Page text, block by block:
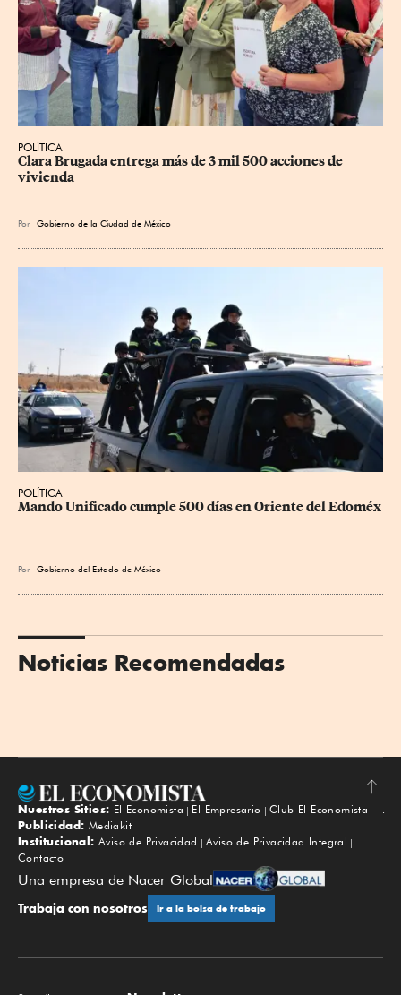
POLÍTICA
Clara Brugada entrega más de 3 mil 500 acciones de
vivienda
Por Gobierno de la Ciudad de México
POLÍTICA
Mando Unificado cumple 500 días en Oriente del Edoméx
Por Gobierno del Estado de México
Noticias Recomendadas
Subir
Nuestros Sitios: El Economista El Empresario
Club El Economista
Publicidad: Mediakit
Institucional: Aviso de Privacidad
Aviso de Privacidad Integral
Contacto
Una empresa de Nacer Global
Trabaja con nosotros Ir a la bolsa de trabajo